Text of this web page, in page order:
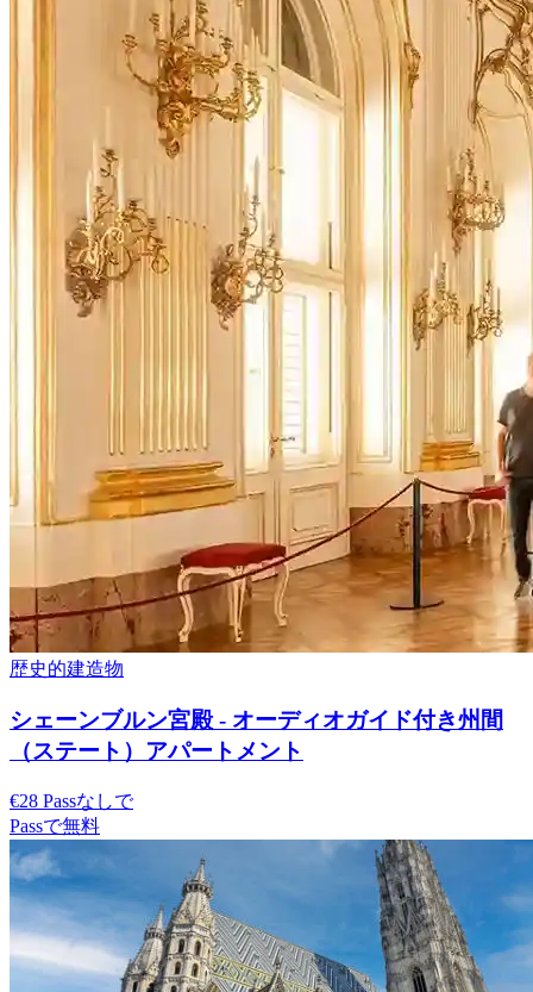
歴史的建造物
シェーンブルン宮殿 - オーディオガイド付き州間
（ステート）アパートメント
€28 Passなしで
Passで無料